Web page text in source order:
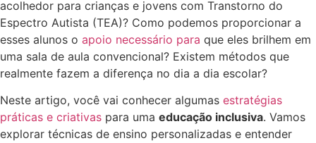
acolhedor para crianças e jovens com Transtorno do
Espectro Autista (TEA)? Como podemos proporcionar a
esses alunos o apoio necessário para que eles brilhem em
uma sala de aula convencional? Existem métodos que
realmente fazem a diferença no dia a dia escolar?
Neste artigo, você vai conhecer algumas estratégias
práticas e criativas para uma educação inclusiva. Vamos
explorar técnicas de ensino personalizadas e entender